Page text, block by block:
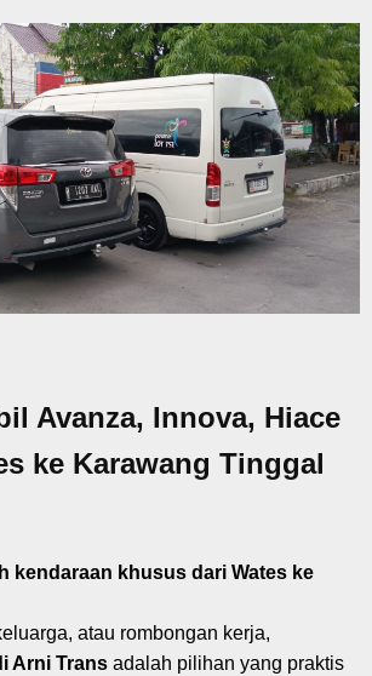
Avanza, Innova, Hiace
ke Karawang Tinggal
kendaraan khusus dari Wates ke
atau rombongan kerja,
Arni Trans adalah pilihan yang praktis